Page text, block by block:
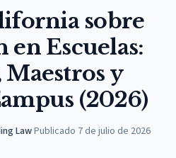
sobre
en Escuelas:
y
(2026)
Law·Publicado 7 de julio de 2026